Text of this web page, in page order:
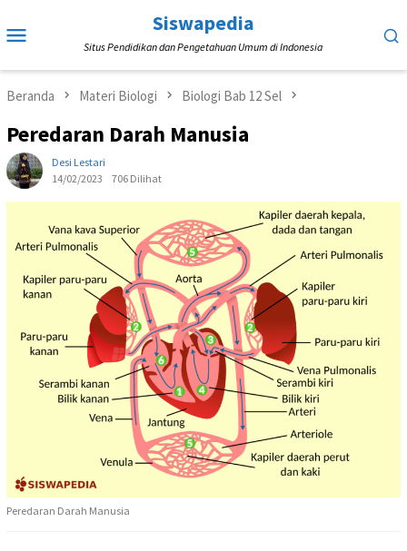
ke
Mobile
Siswapedia
Situs Pendidikan dan Pengetahuan Umum di Indonesia
Beranda Materi Biologi Biologi Bab 12 Sel
Peredaran Darah Manusia
Desi Lestari
14/02/2023
706 Dilihat
Peredaran Darah Manusia